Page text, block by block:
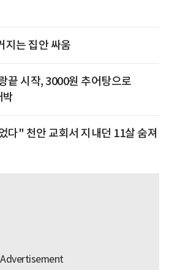
지는 집안 싸움
끝 시작, 3000원 추어탕으로
박
다" 천안 교회서 지내던 11살 숨져